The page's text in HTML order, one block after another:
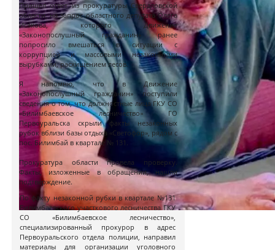
Пришел ответ из прокуратуры Свердловской
области, на запрос областного депутата Олега
Исакова, которого Движение
«Законопослушный гражданин» ранее
попросило вмешаться в ситуации с
коррупцией и массовыми незаконными
вырубками, расхищением лесов.
Я напомню, что в Движение
«Законопослушный гражданин» поступили
сведения о том, что должностные лица ГКУ СО
«Билимбаевское лесничество» ГО
Первоуральска скрыли факты незаконных
рубок вблизи базы отдыха «Светофор», рядом с
пос. Билимбай в квартале № 131.
Прокуратура области провела проверку.
Факты, изложенные в обращении, нашли
подтверждение.
По факту незаконной рубки в квартале №131
Билимбаевского участкового лесничества ГКУ
СО «Билимбаевское лесничество»,
специализированный прокурор в адрес
Первоуральского отдела полиции, направил
материалы для организации уголовного